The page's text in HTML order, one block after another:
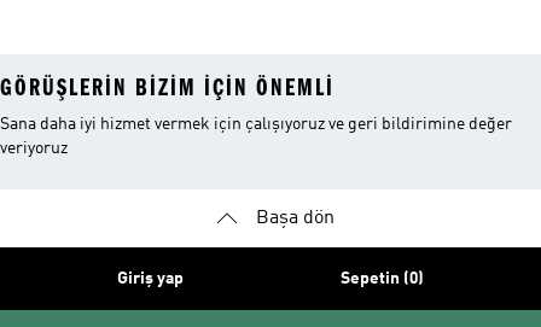
GÖRÜŞLERIN BIZIM IÇIN ÖNEMLI
Sana daha iyi hizmet vermek için çalışıyoruz ve geri bildirimine değer
veriyoruz
Başa dön
Giriş yap Sepetin (0)